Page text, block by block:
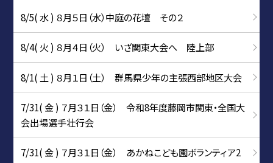
8/5( 水 ) ８月５日（水）中庭の花壇 その２
8/4( 火 ) ８月４日（火） いざ関東大会へ 陸上部
8/1( 土 ) ８月１日（土） 群馬県少年の主張西部地区大会
7/31( 金 ) ７月３１日（金） 令和8年度藤岡市関東・全国大
会出場選手壮行会
7/31( 金 ) ７月３１日（金） あかねこども園ボランティア2